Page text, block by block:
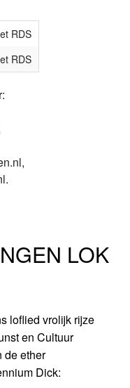
RDS
RDS
LOK
loflied vrolijk rijze
en Cultuur
de ether
Dick: